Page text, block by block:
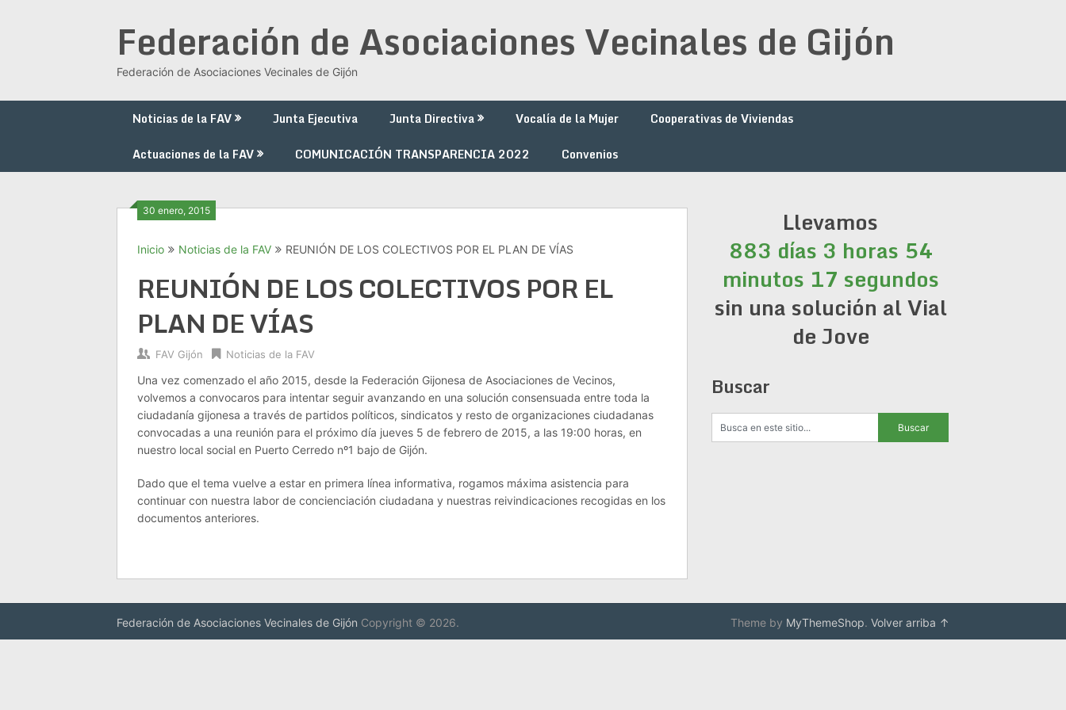
Federación de Asociaciones Vecinales de Gijón
Federación de Asociaciones Vecinales de Gijón
Noticias de la FAV Junta Ejecutiva Junta Directiva Vocalía de la Mujer
Cooperativas de Viviendas
Actuaciones de la FAV
COMUNICACIÓN TRANSPARENCIA 2022 Convenios
30 enero, 2015
Inicio Noticias de la FAV REUNIÓN DE LOS COLECTIVOS POR EL PLAN DE VÍAS
REUNIÓN DE LOS COLECTIVOS POR EL
PLAN DE VÍAS
FAV Gijón Noticias de la FAV
Una vez comenzado el año 2015, desde la Federación Gijonesa de Asociaciones de Vecinos,
volvemos a convocaros para intentar seguir avanzando en una solución consensuada entre toda la
ciudadanía gijonesa a través de partidos políticos, sindicatos y resto de organizaciones ciudadanas
convocadas a una reunión para el próximo día jueves 5 de febrero de 2015, a las 19:00 horas, en
nuestro local social en Puerto Cerredo nº1 bajo de Gijón.
Dado que el tema vuelve a estar en primera línea informativa, rogamos máxima asistencia para
continuar con nuestra labor de concienciación ciudadana y nuestras reivindicaciones recogidas en los
documentos anteriores.
Llevamos
883 días 3 horas 54
minutos 17 segundos
sin una solución al Vial
de Jove
Buscar
Federación de Asociaciones Vecinales de Gijón Copyright © 2026. Theme by MyThemeShop. Volver arriba ↑